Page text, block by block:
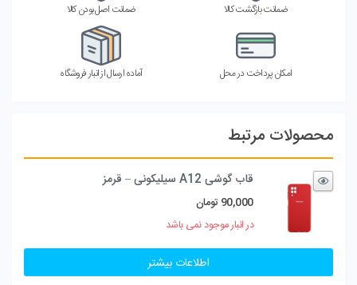
ضمانت بازگشت کالا ضمانت اصل بودن کالا
امکان پرداخت در محل آماده ارسال از انبار فروشگاه
محصولات مرتبط
قاب گوشی A12 سیلیکونی – قرمز
90,000 تومان
در انبار موجود نمی باشد
اطلاعات بیشتر